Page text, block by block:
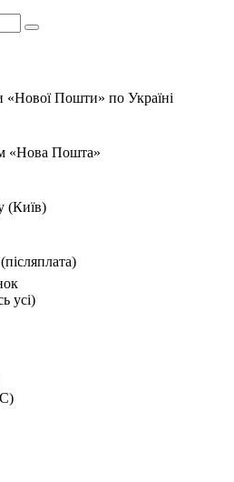
«Нової Пошти» по Україні
«Нова Пошта»
(Київ)
усі)